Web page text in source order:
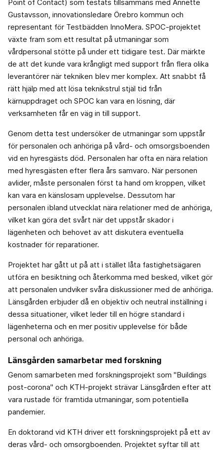
Point of Contact) som testats tillsammans med Annette
Gustavsson, innovationsledare Örebro kommun och
representant för Testbädden InnoMera. SPOC-projektet
växte fram som ett resultat på utmaningar som
vårdpersonal stötte på under ett tidigare test. Där märkte
de att det kunde vara krångligt med support från flera olika
leverantörer när tekniken blev mer komplex. Att snabbt få
rätt hjälp med att lösa teknikstrul stjäl tid från
kärnuppdraget och SPOC kan vara en lösning, där
verksamheten får en väg in till support.
Genom detta test undersöker de utmaningar som uppstår
för personalen och anhöriga på vård- och omsorgsboenden
vid en hyresgästs död. Personalen har ofta en nära relation
med hyresgästen efter flera års samvaro. När personen
avlider, måste personalen först ta hand om kroppen, vilket
kan vara en känslosam upplevelse. Dessutom har
personalen ibland utvecklat nära relationer med de anhöriga,
vilket kan göra det svårt när det uppstår skador i
lägenheten och behovet av att diskutera eventuella
kostnader för reparationer.
Projektet har gått ut på att i stället låta fastighetsägaren
utföra en besiktning och återkomma med besked, vilket gör
att personalen undviker svåra diskussioner med de anhöriga.
Länsgården erbjuder då en objektiv och neutral inställning i
dessa situationer, vilket leder till en högre standard i
lägenheterna och en mer positiv upplevelse för både
personal och anhöriga.
Länsgården samarbetar med forskning
Genom samarbeten med forskningsprojekt som "Buildings
post-corona" och KTH-projekt strävar Länsgården efter att
vara rustade för framtida utmaningar, som potentiella
pandemier.
En doktorand vid KTH driver ett forskningsprojekt på ett av
deras vård- och omsorgboenden. Projektet syftar till att